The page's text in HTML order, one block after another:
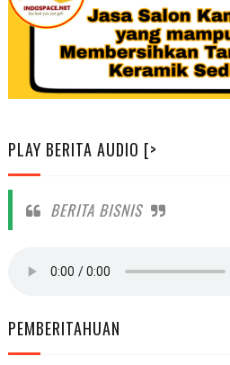
PLAY BERITA AUDIO [>
BERITA BISNIS
PEMBERITAHUAN